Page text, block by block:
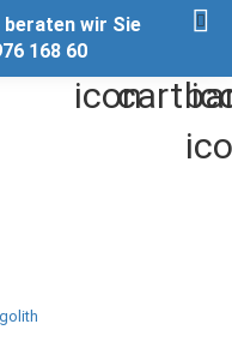
wir Sie
168 60